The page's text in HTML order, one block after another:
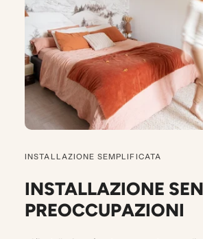
INSTALLAZIONE SEMPLIFICATA
INSTALLAZIONE
PREOCCUPAZIONI